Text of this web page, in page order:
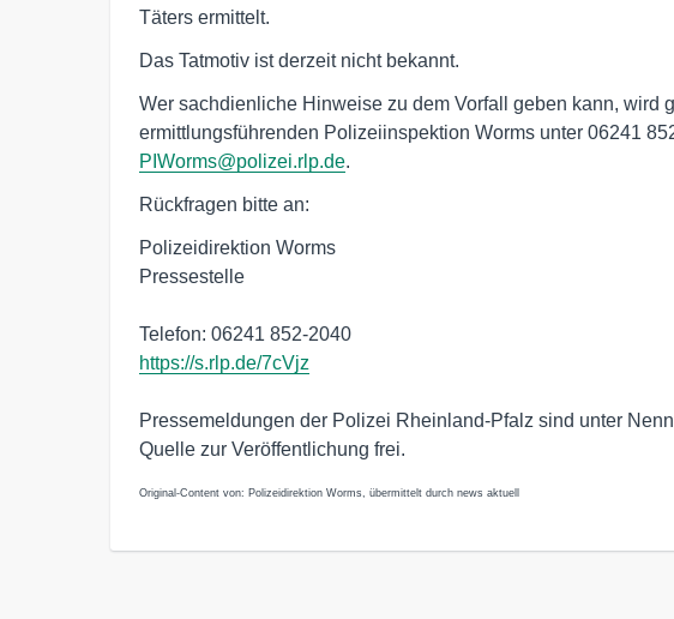
Täters ermittelt.
Das Tatmotiv ist derzeit nicht bekannt.
Wer sachdienliche Hinweise zu dem Vorfall geben kann, wird
ermittlungsführenden Polizeiinspektion Worms unter 06241
PIWorms@polizei.rlp.de.
Rückfragen bitte an:
Polizeidirektion Worms
Pressestelle
Telefon: 06241 852-2040
https://s.rlp.de/7cVjz
Pressemeldungen der Polizei Rheinland-Pfalz sind unter
Quelle zur Veröffentlichung frei.
Original-Content von: Polizeidirektion Worms, übermittelt durch news aktuell